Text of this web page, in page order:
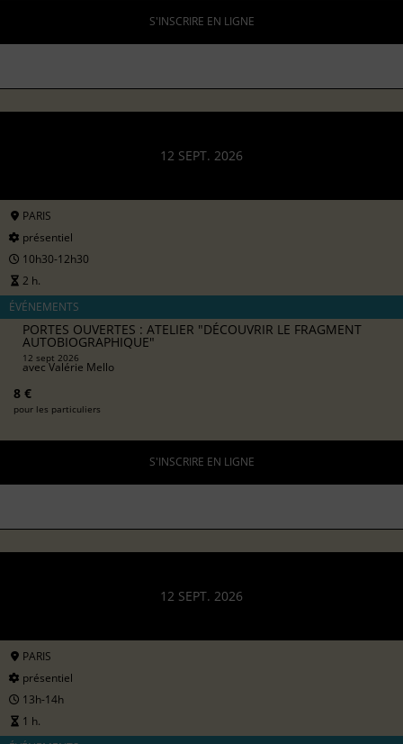
S'INSCRIRE EN LIGNE
12 SEPT. 2026
PARIS
présentiel
10h30-12h30
2 h.
ÉVÉNEMENTS
PORTES OUVERTES : ATELIER "DÉCOUVRIR LE FRAGMENT
AUTOBIOGRAPHIQUE"
12 sept 2026
avecValérie Mello
8 €
pour les particuliers
S'INSCRIRE EN LIGNE
12 SEPT. 2026
PARIS
présentiel
13h-14h
1 h.